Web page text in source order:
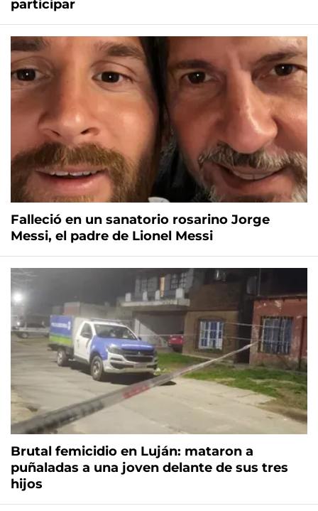
participar
Falleció en un sanatorio rosarino Jorge
Messi, el padre de Lionel Messi
Brutal femicidio en Luján: mataron a
puñaladas a una joven delante de sus tres
hijos